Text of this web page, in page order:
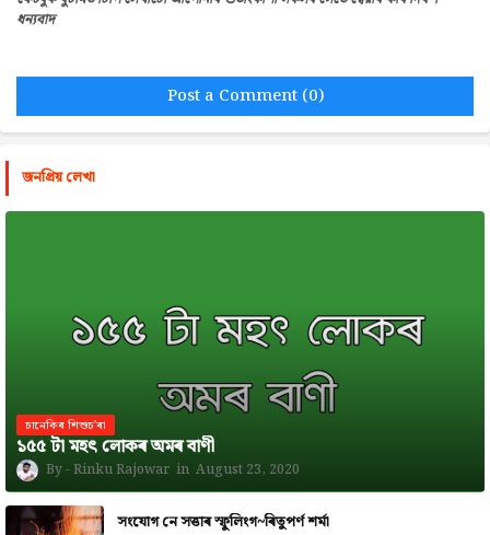
ধন্যবাদ
Post a Comment (0)
জনপ্রিয় লেখা
চানেকিৰ শিশুচ'ৰা
১৫৫ টা মহৎ লোকৰ অমৰ বাণী
Rinku Rajowar August 23, 2020
সংযোগ নে সত্তাৰ স্ফুলিংগ~ৰিতুপৰ্ণ শৰ্মা